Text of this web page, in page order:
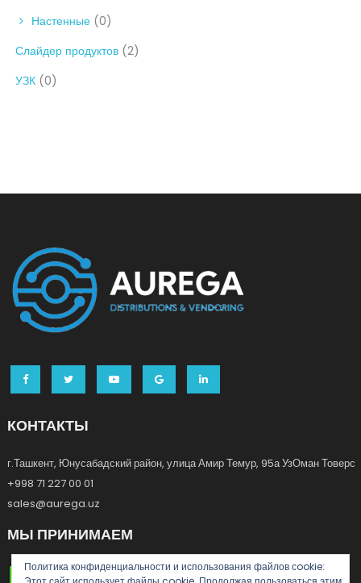
Настенные (0)
Слайдер продуктов (2)
УЗК (0)
КОНТАКТЫ
г.Ташкент, Юнусабадский район, улица Амир Темур, 95а УзОман Товерс
+998 71 227 00 01
sales@aurega.uz
МЫ ПРИНИМАЕМ
Политика конфиденциальности и использования файлов сookie: